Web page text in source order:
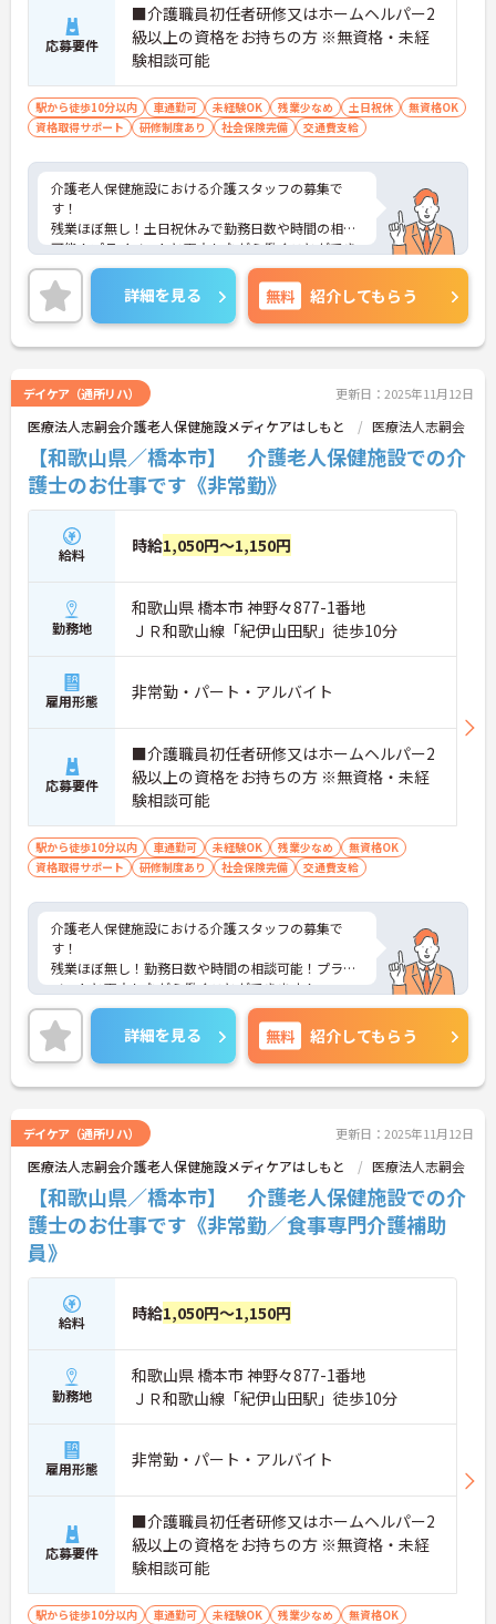
応募要件
■介護職員初任者研修又はホームヘルパー2
級以上の資格をお持ちの方 ※無資格・未経
験相談可能
駅から徒歩10分以内 車通勤可 未経験OK 残業少なめ 土日祝休
無資格OK
資格取得サポート
研修制度あり 社会保険完備 交通費支給
介護老人保健施設における介護スタッフの募集で
す！
残業ほぼ無し！土日祝休みで勤務日数や時間の相談
可能！プライベートと両立しながら働くことができ
ます！
ご興味ある方には、面接のポイントなど、さらに詳
細をお話致しますのでお気軽にご相談ください。
詳細を見る 無料 紹介してもらう
デイケア（通所リハ） 更新日：2025年11月12日
医療法人志嗣会介護老人保健施設メディケアはしもと 医療法人志嗣会
【和歌山県／橋本市】 介護老人保健施設での介
護士のお仕事です《非常勤》
給料 時給1,050円～1,150円
勤務地
和歌山県 橋本市 神野々877-1番地
ＪＲ和歌山線「紀伊山田駅」徒歩10分
雇用形態 非常勤・パート・アルバイト
応募要件
■介護職員初任者研修又はホームヘルパー2
級以上の資格をお持ちの方 ※無資格・未経
験相談可能
駅から徒歩10分以内 車通勤可 未経験OK 残業少なめ
無資格OK
資格取得サポート
研修制度あり 社会保険完備 交通費支給
介護老人保健施設における介護スタッフの募集で
す！
残業ほぼ無し！勤務日数や時間の相談可能！プライ
ベートと両立しながら働くことができます！
ご興味ある方には、面接のポイントなど、さらに詳
細をお話致しますのでお気軽にご相談ください。
詳細を見る 無料 紹介してもらう
デイケア（通所リハ） 更新日：2025年11月12日
医療法人志嗣会介護老人保健施設メディケアはしもと 医療法人志嗣会
【和歌山県／橋本市】 介護老人保健施設での介
護士のお仕事です《非常勤／食事専門介護補助
員》
給料 時給1,050円～1,150円
勤務地
和歌山県 橋本市 神野々877-1番地
ＪＲ和歌山線「紀伊山田駅」徒歩10分
雇用形態 非常勤・パート・アルバイト
応募要件
■介護職員初任者研修又はホームヘルパー2
級以上の資格をお持ちの方 ※無資格・未経
験相談可能
駅から徒歩10分以内 車通勤可 未経験OK 残業少なめ
無資格OK